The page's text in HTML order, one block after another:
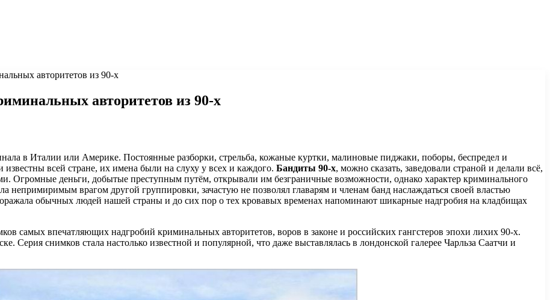
авторитетов из 90-х
авторитетов из 90-х
в Италии или Америке. Постоянные разборки, стрельба, кожаные куртки, малиновые пиджаки, поборы, беспредел и
всей стране, их имена были на слуху у всех и каждого. Бандиты 90-х, можно сказать, заведовали страной и делали всё,
Огромные деньги, добытые преступным путём, открывали им безграничные возможности, однако характер криминального
непримиримым врагом другой группировки, зачастую не позволял главарям и членам банд наслаждаться своей властью
обычных людей нашей страны и до сих пор о тех кровавых временах напоминают шикарные надгробия на кладбищах
самых впечатляющих надгробий криминальных авторитетов, воров в законе и российских гангстеров эпохи лихих 90-х.
Серия снимков стала настолько известной и популярной, что даже выставлялась в лондонской галерее Чарльза Саатчи и